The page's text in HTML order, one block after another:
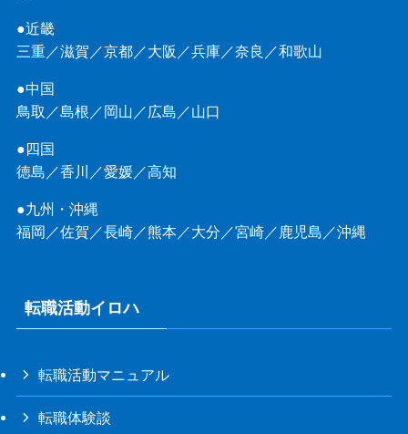
●近畿
三重／滋賀 ／京都／大阪 ／兵庫／奈良 ／和歌山
●中国
鳥取 ／島根 ／岡山 ／ 広島 ／山口
●四国
徳島 ／香川 ／愛媛／高知
●九州・沖縄
福岡 ／佐賀 ／長崎／熊本／大分 ／宮崎／ 鹿児島 ／沖縄
転職活動イロハ
転職活動マニュアル
転職体験談